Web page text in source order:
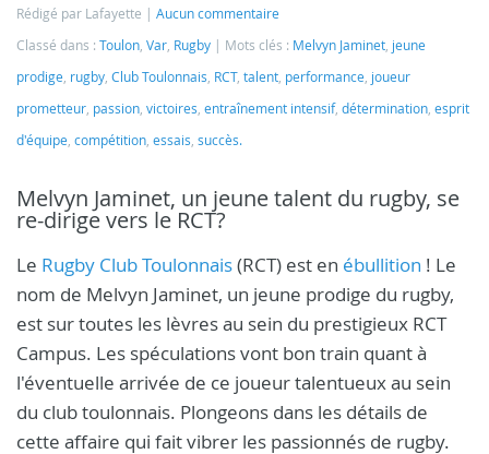
Rédigé par Lafayette
Aucun commentaire
Classé dans : Toulon, Var, Rugby Mots clés : Melvyn Jaminet, jeune
prodige, rugby, Club Toulonnais, RCT, talent, performance, joueur
prometteur, passion, victoires, entraînement intensif, détermination, esprit
d'équipe, compétition, essais, succès.
Melvyn Jaminet, un jeune talent du rugby, se
re-dirige vers le RCT?
Le Rugby Club Toulonnais(RCT) est en ébullition ! Le
nom de Melvyn Jaminet, un jeune prodige du rugby,
est sur toutes les lèvres au sein du prestigieux RCT
Campus. Les spéculations vont bon train quant à
l'éventuelle arrivée de ce joueur talentueux au sein
du club toulonnais. Plongeons dans les détails de
cette affaire qui fait vibrer les passionnés de rugby.